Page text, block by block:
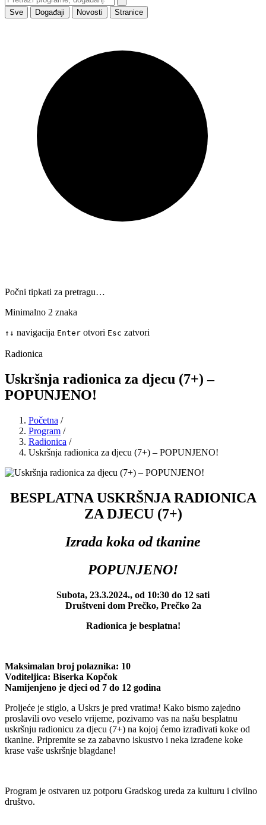
Sve Događaji Novosti Stranice
Počni tipkati za pretragu…
Minimalno 2 znaka
↑ ↓ navigacija Enter otvori Esc zatvori
Radionica
Uskršnja radionica za djecu (7+) –
POPUNJENO!
Početna /
Program /
Radionica /
Uskršnja radionica za djecu (7+) – POPUNJENO!
BESPLATNA USKRŠNJA RADIONICA
ZA DJECU (7+)
Izrada koka od tkanine
POPUNJENO!
Subota, 23.3.2024., od 10:30 do 12 sati
Društveni dom Prečko, Prečko 2a
Radionica je besplatna!
Maksimalan broj polaznika: 10
Voditeljica: Biserka Kopčok
Namijenjeno je djeci od 7 do 12 godina
Proljeće je stiglo, a Uskrs je pred vratima! Kako bismo zajedno
proslavili ovo veselo vrijeme, pozivamo vas na našu besplatnu
uskršnju radionicu za djecu (7+) na kojoj ćemo izrađivati koke od
tkanine. Pripremite se za zabavno iskustvo i neka izrađene koke
krase vaše uskršnje blagdane!
Program je ostvaren uz potporu Gradskog ureda za kulturu i civilno
društvo.